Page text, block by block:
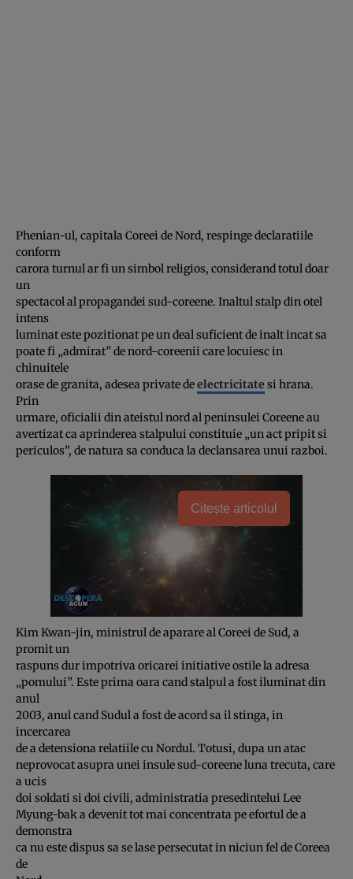
Phenian-ul, capitala Coreei de Nord, respinge declaratiile
conform
carora turnul ar fi un simbol religios, considerand totul doar
un
spectacol al propagandei sud-coreene. Inaltul stalp din otel
intens
luminat este pozitionat pe un deal suficient de inalt incat sa
poate fi „admirat” de nord-coreenii care locuiesc in
chinuitele
orase de granita, adesea private deelectricitate si hrana.
Prin
urmare, oficialii din ateistul nord al peninsulei Coreene au
avertizat ca aprinderea stalpului constituie „un act pripit si
periculos”, de natura sa conduca la declansarea unui razboi.
Citește articolul
Kim Kwan-jin, ministrul de aparare al Coreei de Sud, a
promit un
raspuns dur impotriva oricarei initiative ostile la adresa
„pomului”. Este prima oara cand stalpul a fost iluminat din
anul
2003, anul cand Sudul a fost de acord sa il stinga, in
incercarea
de a detensiona relatiile cu Nordul. Totusi, dupa un atac
neprovocat asupra unei insule sud-coreene luna trecuta, care
a ucis
doi soldati si doi civili, administratia presedintelui Lee
Myung-bak a devenit tot mai concentrata pe efortul de a
demonstra
ca nu este dispus sa se lase persecutat in niciun fel de Coreea
de